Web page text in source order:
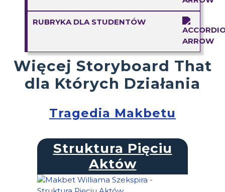
RUBRYKA DLA STUDENTÓW
Więcej Storyboard That
dla Których Działania
Tragedia Makbetu
Struktura Pięciu
Aktów